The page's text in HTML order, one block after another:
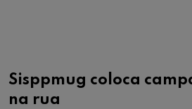
Sisppmug coloca
na rua